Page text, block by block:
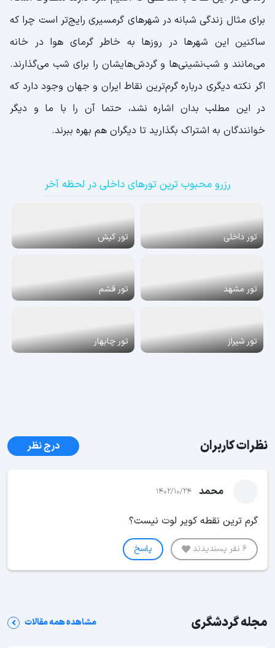
برای مثال زندگی شبانه در شهرهای گرمسیری رایج‌تر است چرا که
ساکنین این شهرها در روزها به خاطر گرمای هوا در خانه
می‌مانند و شب‌نشینی‌ها و گردش‌هایشان را برای شب می‌گذارند.
اگر نکته دیگری درباره گرم‌ترین نقاط ایران و جهان وجود دارد که
در این مطلب بدان اشاره نشد، حتما آن را با ما و دیگر
خوانندگان به اشتراک بگذارید تا دیگران هم بهره ببرند.
رزرو محبوب ترین تورهای داخلی در لحظه آخر
تور داخلی تور کیش
تور مشهد تور قشم
تور شیراز تور چابهار
نظرات کاربران درج نظر
محمد 1402/10/24
گرم ترین نقطه کویر لوت نیست؟
6 نفر پسندیدند پاسخ
مجله گردشگری مشاهده همه مقالات